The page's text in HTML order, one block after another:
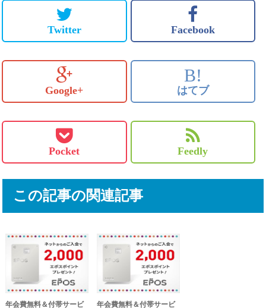
Twitter Facebook
Google+
B!
はてブ
Pocket Feedly
この記事の関連記事
年会費無料＆付帯サービ 年会費無料＆付帯サービ